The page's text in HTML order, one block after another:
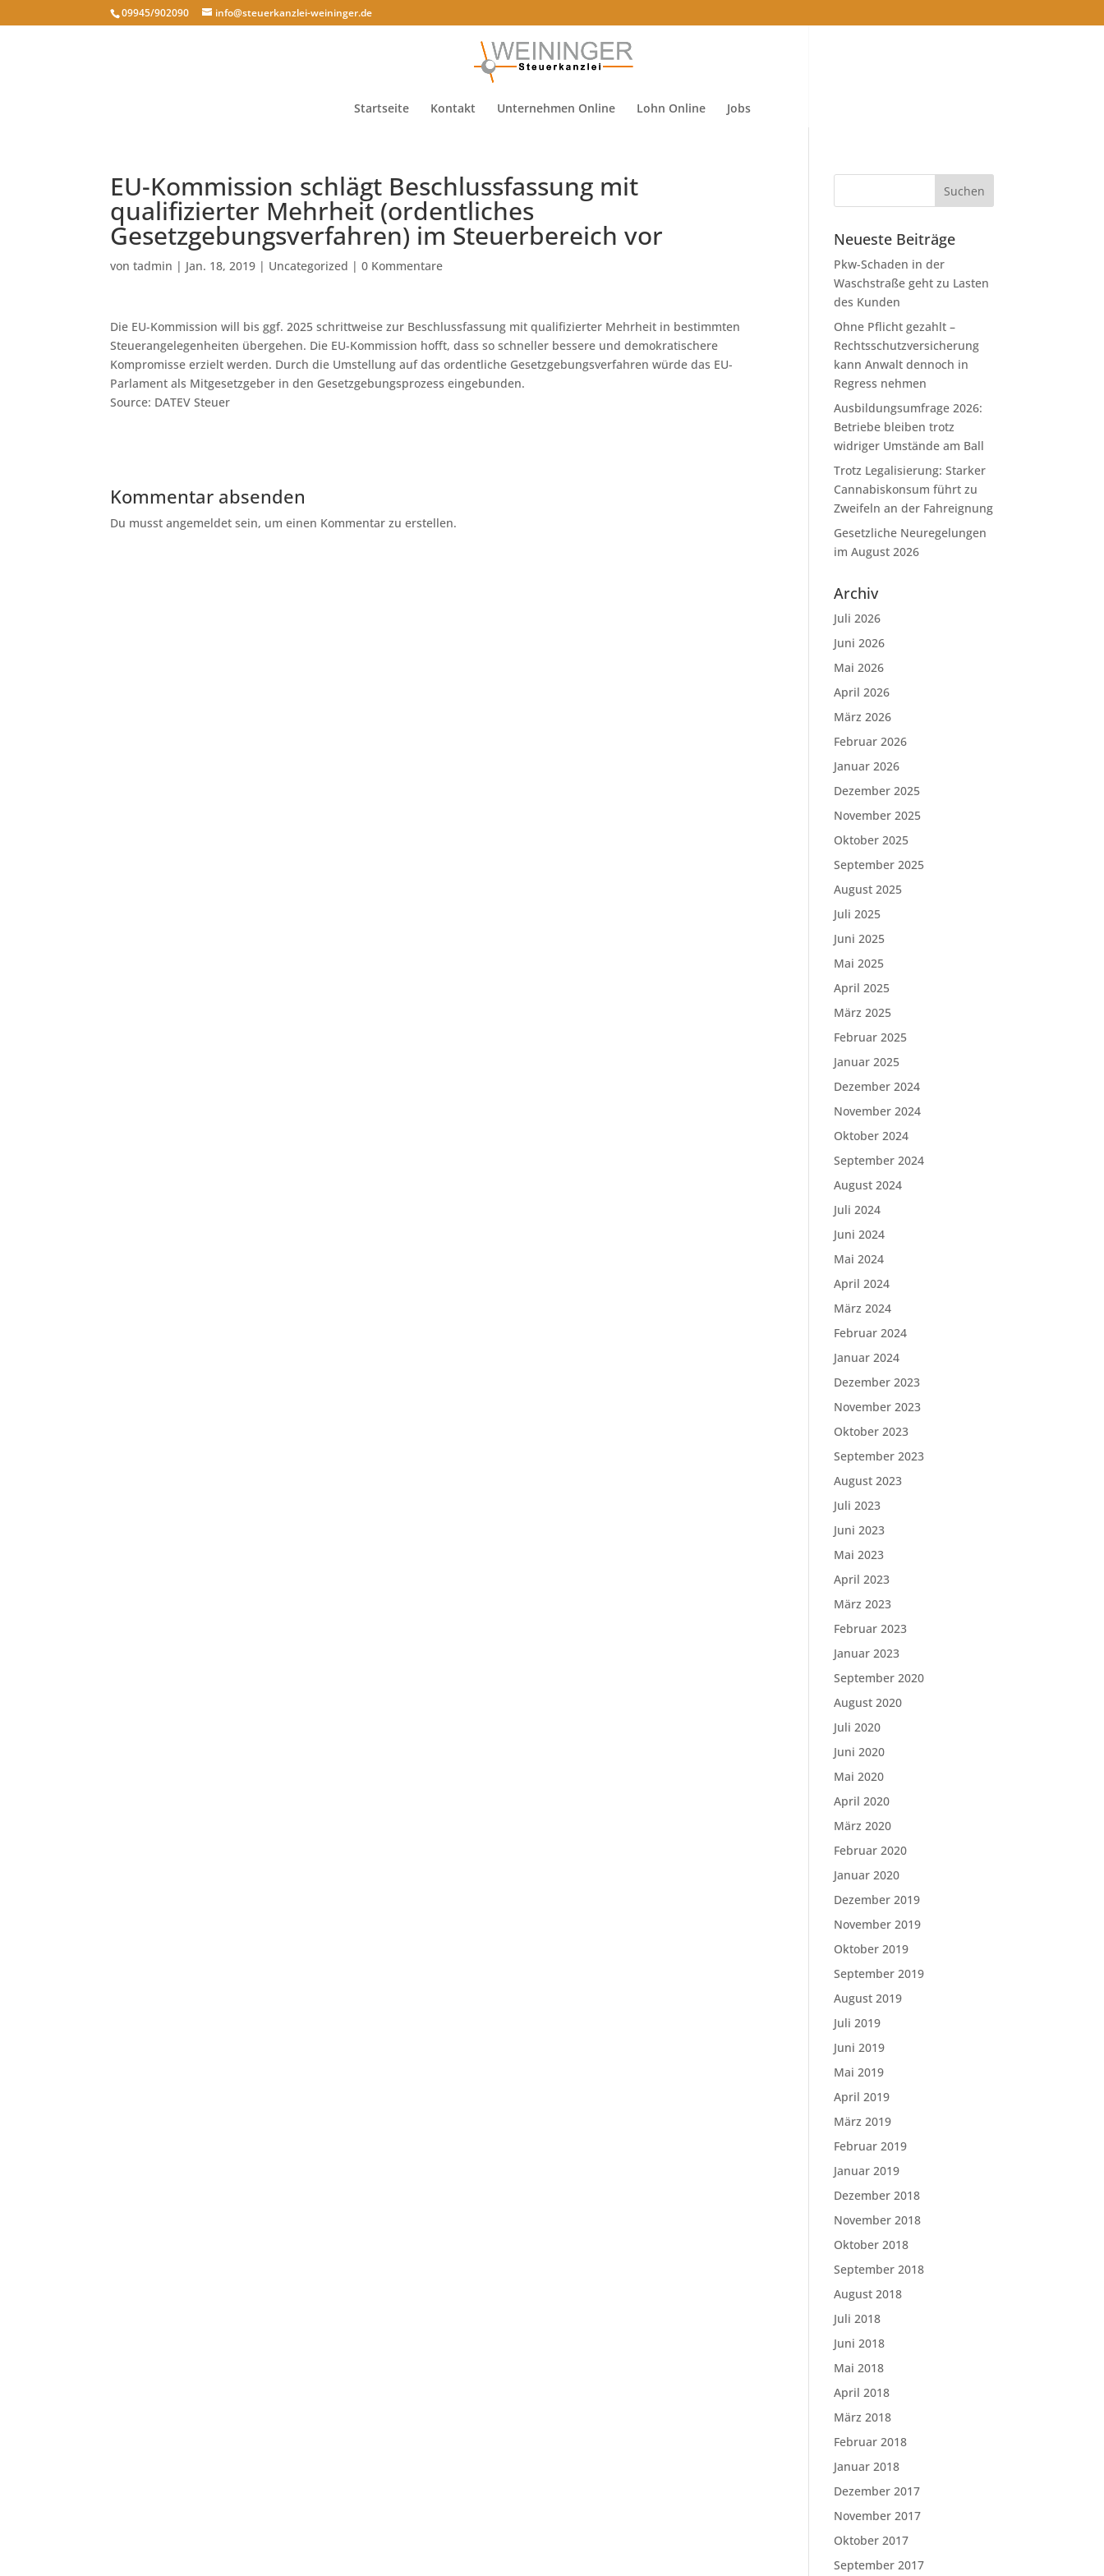
09945/902090 info@steuerkanzlei-weininger.de
Startseite Kontakt Unternehmen Online Lohn Online Jobs
EU-Kommission schlägt Beschlussfassung mit
qualifizierter Mehrheit (ordentliches
Gesetzgebungsverfahren) im Steuerbereich vor
vontadmin | Jan. 18, 2019 | Uncategorized |0 Kommentare
Die EU-Kommission will bis ggf. 2025 schrittweise zur Beschlussfassung mit qualifizierter Mehrheit in bestimmten
Steuerangelegenheiten übergehen. Die EU-Kommission hofft, dass so schneller bessere und demokratischere
Kompromisse erzielt werden. Durch die Umstellung auf das ordentliche Gesetzgebungsverfahren würde das EU-
Parlament als Mitgesetzgeber in den Gesetzgebungsprozess eingebunden.
Source: DATEV Steuer
Kommentar absenden
Du musst angemeldet sein, um einen Kommentar zu erstellen.
Neueste Beiträge
Pkw-Schaden in der
Waschstraße geht zu Lasten
des Kunden
Ohne Pflicht gezahlt –
Rechtsschutzversicherung
kann Anwalt dennoch in
Regress nehmen
Ausbildungsumfrage 2026:
Betriebe bleiben trotz
widriger Umstände am Ball
Trotz Legalisierung: Starker
Cannabiskonsum führt zu
Zweifeln an der Fahreignung
Gesetzliche Neuregelungen
im August 2026
Archiv
Juli 2026
Juni 2026
Mai 2026
April 2026
März 2026
Februar 2026
Januar 2026
Dezember 2025
November 2025
Oktober 2025
September 2025
August 2025
Juli 2025
Juni 2025
Mai 2025
April 2025
März 2025
Februar 2025
Januar 2025
Dezember 2024
November 2024
Oktober 2024
September 2024
August 2024
Juli 2024
Juni 2024
Mai 2024
April 2024
März 2024
Februar 2024
Januar 2024
Dezember 2023
November 2023
Oktober 2023
September 2023
August 2023
Juli 2023
Juni 2023
Mai 2023
April 2023
März 2023
Februar 2023
Januar 2023
September 2020
August 2020
Juli 2020
Juni 2020
Mai 2020
April 2020
März 2020
Februar 2020
Januar 2020
Dezember 2019
November 2019
Oktober 2019
September 2019
August 2019
Juli 2019
Juni 2019
Mai 2019
April 2019
März 2019
Februar 2019
Januar 2019
Dezember 2018
November 2018
Oktober 2018
September 2018
August 2018
Juli 2018
Juni 2018
Mai 2018
April 2018
März 2018
Februar 2018
Januar 2018
Dezember 2017
November 2017
Oktober 2017
September 2017